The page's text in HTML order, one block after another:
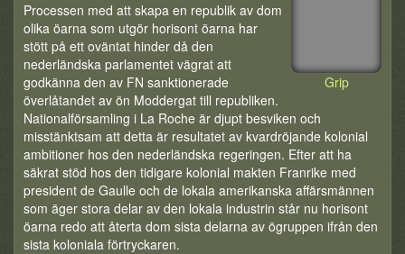
Grip
Processen med att skapa en republik av dom
olika öarna som utgör horisont öarna har
stött på ett oväntat hinder då den
nederländska parlamentet vägrat att
godkänna den av FN sanktionerade
överlåtandet av ön Moddergat till republiken.
Nationalförsamling i La Roche är djupt besviken och
misstänktsam att detta är resultatet av kvardröjande kolonial
ambitioner hos den nederländska regeringen. Efter att ha
säkrat stöd hos den tidigare kolonial makten Franrike med
president de Gaulle och de lokala amerikanska affärsmännen
som äger stora delar av den lokala industrin står nu horisont
öarna redo att återta dom sista delarna av ögruppen ifrån den
sista koloniala förtryckaren.